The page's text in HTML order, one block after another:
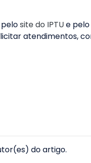
site do IPTUe pelo
atendimentos,
do artigo.